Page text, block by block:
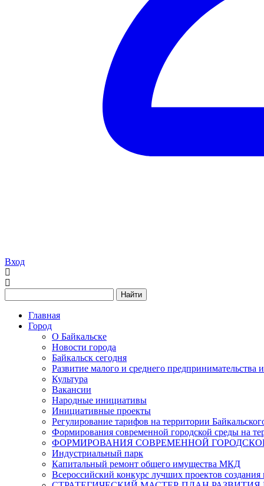
Вход
Найти
Главная
Город
О Байкальске
Новости города
Байкальск сегодня
Развитие малого и среднего предпринимательства
Культура
Вакансии
Народные инициативы
Инициативные проекты
Регулирование тарифов на территории
Формирования современной городской среды на
ФОРМИРОВАНИЯ СОВРЕМЕННОЙ
Индустриальный парк
Капитальный ремонт общего имущества МКД
Всероссийский конкурс лучших проектов